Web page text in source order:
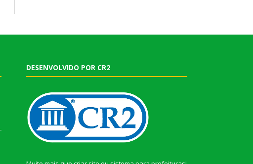
DESENVOLVIDO POR CR2